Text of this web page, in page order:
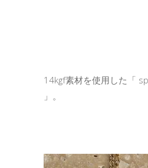
14kgf素材を使用した「
」。